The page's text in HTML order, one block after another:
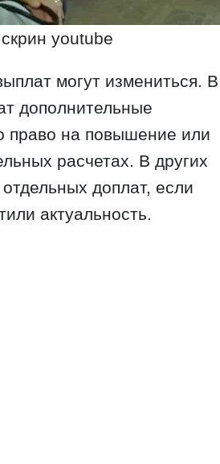
youtube
могут измениться. В
дополнительные
право на повышение или
расчетах. В других
доплат, если
актуальность.